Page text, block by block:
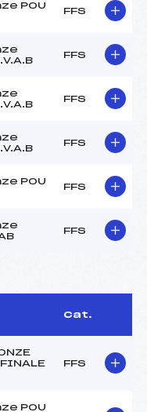
POU
FFS
FFS
FFS
FFS
POU
FFS
FFS
Cat.
FFS
POU